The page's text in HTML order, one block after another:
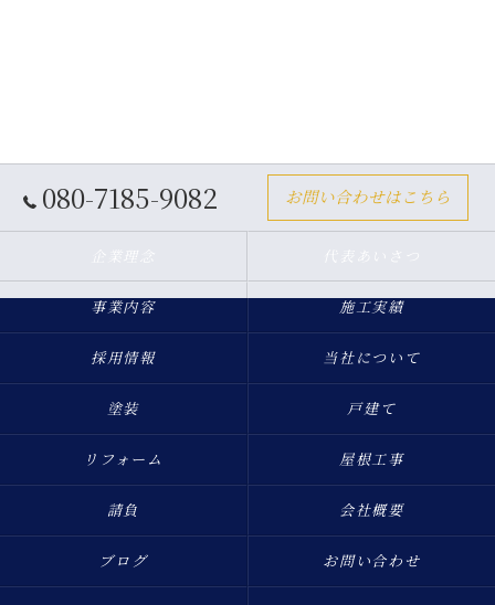
080-7185-9082 お問い合わせはこちら
企業理念 代表あいさつ
事業内容 施工実績
採用情報 当社について
塗装 戸建て
リフォーム 屋根工事
請負 会社概要
ブログ お問い合わせ